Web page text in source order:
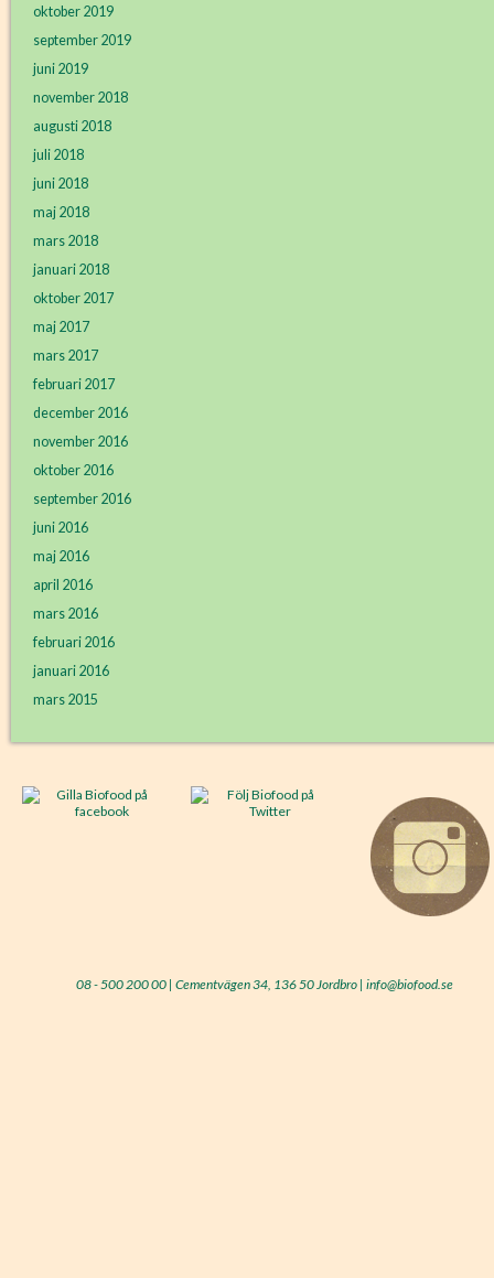
oktober 2019
september 2019
juni 2019
november 2018
augusti 2018
juli 2018
juni 2018
maj 2018
mars 2018
januari 2018
oktober 2017
maj 2017
mars 2017
februari 2017
december 2016
november 2016
oktober 2016
september 2016
juni 2016
maj 2016
april 2016
mars 2016
februari 2016
januari 2016
mars 2015
08 - 500 200 00 | Cementvägen 34, 136 50 Jordbro | info@biofood.se